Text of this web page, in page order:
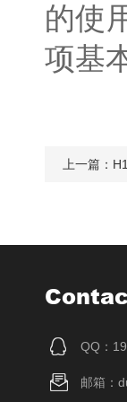
的使
项基
上一篇：
QQ：
邮箱：